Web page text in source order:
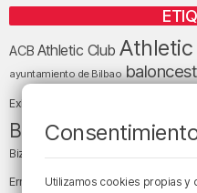
ACB Athletic Club Athletic
ayuntamiento de Bilbao
Exhibition Center)
Bizkaia y sus
Bizkaia
Ernesto Valverde Ertzaintza
Utilizamos cookies propias y